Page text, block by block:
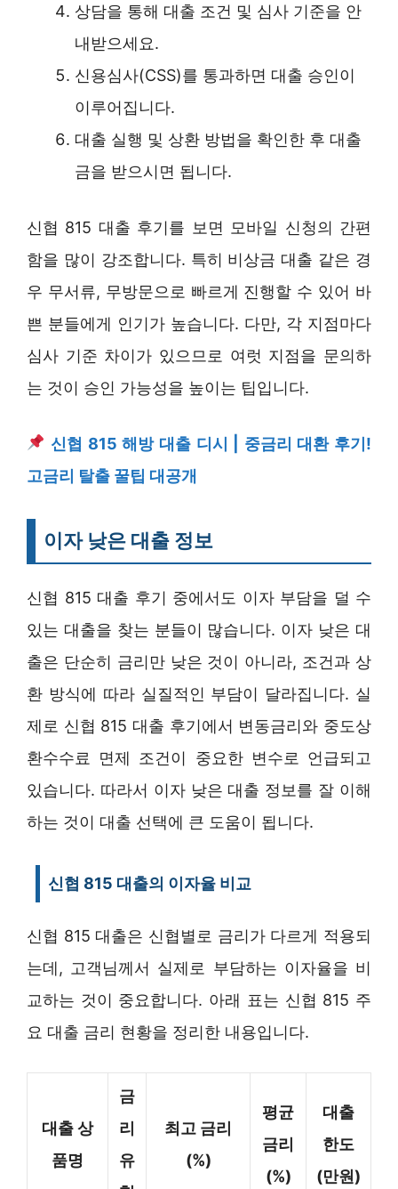
상담을 통해 대출 조건 및 심사 기준을 안
내받으세요.
신용심사(CSS)를 통과하면 대출 승인이
이루어집니다.
대출 실행 및 상환 방법을 확인한 후 대출
금을 받으시면 됩니다.
신협 815 대출 후기를 보면 모바일 신청의 간편
함을 많이 강조합니다. 특히 비상금 대출 같은 경
우 무서류, 무방문으로 빠르게 진행할 수 있어 바
쁜 분들에게 인기가 높습니다. 다만, 각 지점마다
심사 기준 차이가 있으므로 여럿 지점을 문의하
는 것이 승인 가능성을 높이는 팁입니다.
신협 815 해방 대출 디시 | 중금리 대환 후기!
고금리 탈출 꿀팁 대공개
이자 낮은 대출 정보
신협 815 대출 후기 중에서도 이자 부담을 덜 수
있는 대출을 찾는 분들이 많습니다. 이자 낮은 대
출은 단순히 금리만 낮은 것이 아니라, 조건과 상
환 방식에 따라 실질적인 부담이 달라집니다. 실
제로 신협 815 대출 후기에서 변동금리와 중도상
환수수료 면제 조건이 중요한 변수로 언급되고
있습니다. 따라서 이자 낮은 대출 정보를 잘 이해
하는 것이 대출 선택에 큰 도움이 됩니다.
신협 815 대출의 이자율 비교
신협 815 대출은 신협별로 금리가 다르게 적용되
는데, 고객님께서 실제로 부담하는 이자율을 비
교하는 것이 중요합니다. 아래 표는 신협 815 주
요 대출 금리 현황을 정리한 내용입니다.
대출 상
품명
금
리
유
최고 금리
(%)
평균
금리
(%)
대출
한도
(만원)